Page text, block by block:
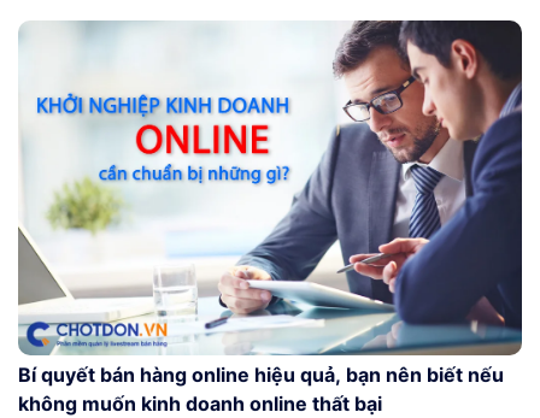
Bí quyết bán hàng online hiệu quả, bạn nên biết nếu
không muốn kinh doanh online thất bại